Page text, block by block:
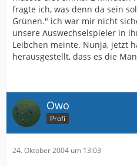
fragte ich, was denn da sein
Grünen." ich war mir nicht
unsere Auswechselspieler in
Leibchen meinte. Nunja, jetzt
herausgestellt, dass es die
Owo
Profi
24. Oktober 2004 um 13:03